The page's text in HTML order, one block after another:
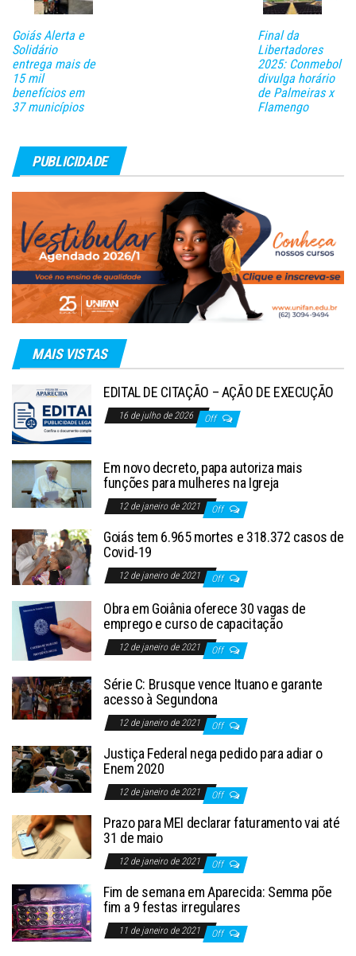
Goiás Alerta e
Solidário
entrega mais de
15 mil
benefícios em
37 municípios
Final da
Libertadores
2025: Conmebol
divulga horário
de Palmeiras x
Flamengo
PUBLICIDADE
MAIS VISTAS
EDITAL DE CITAÇÃO – AÇÃO DE EXECUÇÃO
16 de julho de 2026 Off
Em novo decreto, papa autoriza mais
funções para mulheres na Igreja
12 de janeiro de 2021 Off
Goiás tem 6.965 mortes e 318.372 casos de
Covid-19
12 de janeiro de 2021 Off
Obra em Goiânia oferece 30 vagas de
emprego e curso de capacitação
12 de janeiro de 2021 Off
Série C: Brusque vence Ituano e garante
acesso à Segundona
12 de janeiro de 2021 Off
Justiça Federal nega pedido para adiar o
Enem 2020
12 de janeiro de 2021 Off
Prazo para MEI declarar faturamento vai até
31 de maio
12 de janeiro de 2021 Off
Fim de semana em Aparecida: Semma põe
fim a 9 festas irregulares
11 de janeiro de 2021 Off